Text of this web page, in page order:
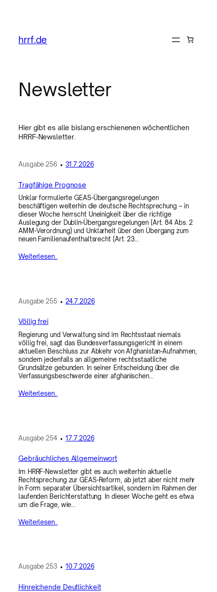
hrrf.de
Newsletter
Hier gibt es alle bislang erschienenen wöchentlichen
HRRF-Newsletter.
Ausgabe 256•31.7.2026
Tragfähige Prognose
Unklar formulierte GEAS-Übergangsregelungen
beschäftigen weiterhin die deutsche Rechtsprechung – in
dieser Woche herrscht Uneinigkeit über die richtige
Auslegung der Dublin-Übergangsregelungen (Art. 84 Abs. 2
AMM-Verordnung) und Unklarheit über den Übergang zum
neuen Familienaufenthaltsrecht (Art. 23…
Weiterlesen..
Ausgabe 255•24.7.2026
Völlig frei
Regierung und Verwaltung sind im Rechtsstaat niemals
völlig frei, sagt das Bundesverfassungsgericht in einem
aktuellen Beschluss zur Abkehr von Afghanistan-Aufnahmen,
sondern jedenfalls an allgemeine rechtsstaatliche
Grundsätze gebunden. In seiner Entscheidung über die
Verfassungsbeschwerde einer afghanischen…
Weiterlesen..
Ausgabe 254•17.7.2026
Gebräuchliches Allgemeinwort
Im HRRF-Newsletter gibt es auch weiterhin aktuelle
Rechtsprechung zur GEAS-Reform, ab jetzt aber nicht mehr
in Form separater Übersichtsartikel, sondern im Rahmen der
laufenden Berichterstattung. In dieser Woche geht es etwa
um die Frage, wie…
Weiterlesen..
Ausgabe253•10.7.2026
Hinreichende Deutlichkeit